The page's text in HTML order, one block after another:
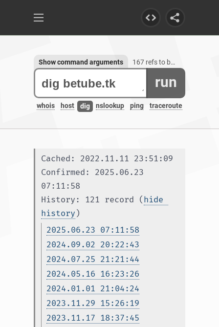
run
whois host dig nslookup ping traceroute
Show command arguments 167 refs to betube.tk, 1 subdomain
Cached: 2022.11.11 23:51:09
Confirmed: 2025.06.23
07:11:58
History: 121 record (hide
history )
2025.06.23 07:11:58
2024.09.02 20:22:43
2024.07.25 21:21:44
2024.05.16 16:23:26
2024.01.01 21:04:24
2023.11.29 15:26:19
2023.11.17 18:37:45